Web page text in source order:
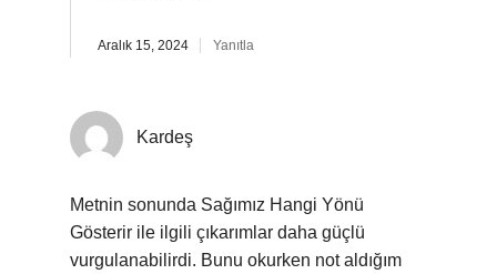
Aralık 15, 2024 Yanıtla
Kardeş
Metnin sonunda Sağımız Hangi Yönü
Gösterir ile ilgili çıkarımlar daha güçlü
vurgulanabilirdi. Bunu okurken not aldığım